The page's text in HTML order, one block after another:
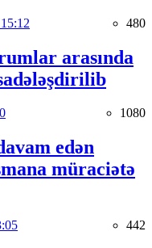
480
arasında
1080
edən
müraciətə
442